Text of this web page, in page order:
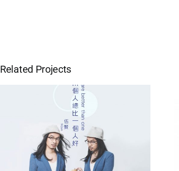
Related Projects
Open Door